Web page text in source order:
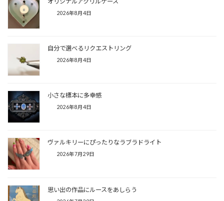
2026年8月4日
自分で選べるリクエストリング
2026年8月4日
小さな標本に多幸感
2026年8月4日
ヴァルキリーにぴったりなラブラドライト
2026年7月29日
思い出の作品にルースをあしらう